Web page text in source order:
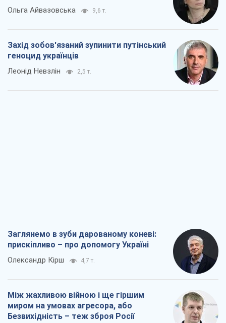
Ольга Айвазовська 9,6 т.
Захід зобов'язаний зупинити путінський
геноцид українців
Леонід Невзлін 2,5 т.
Заглянемо в зуби дарованому коневі:
прискіпливо – про допомогу Україні
Олександр Кірш 4,7 т.
Між жахливою війною і ще гіршим
миром на умовах агресора, або
Безвихідність – теж зброя Росії